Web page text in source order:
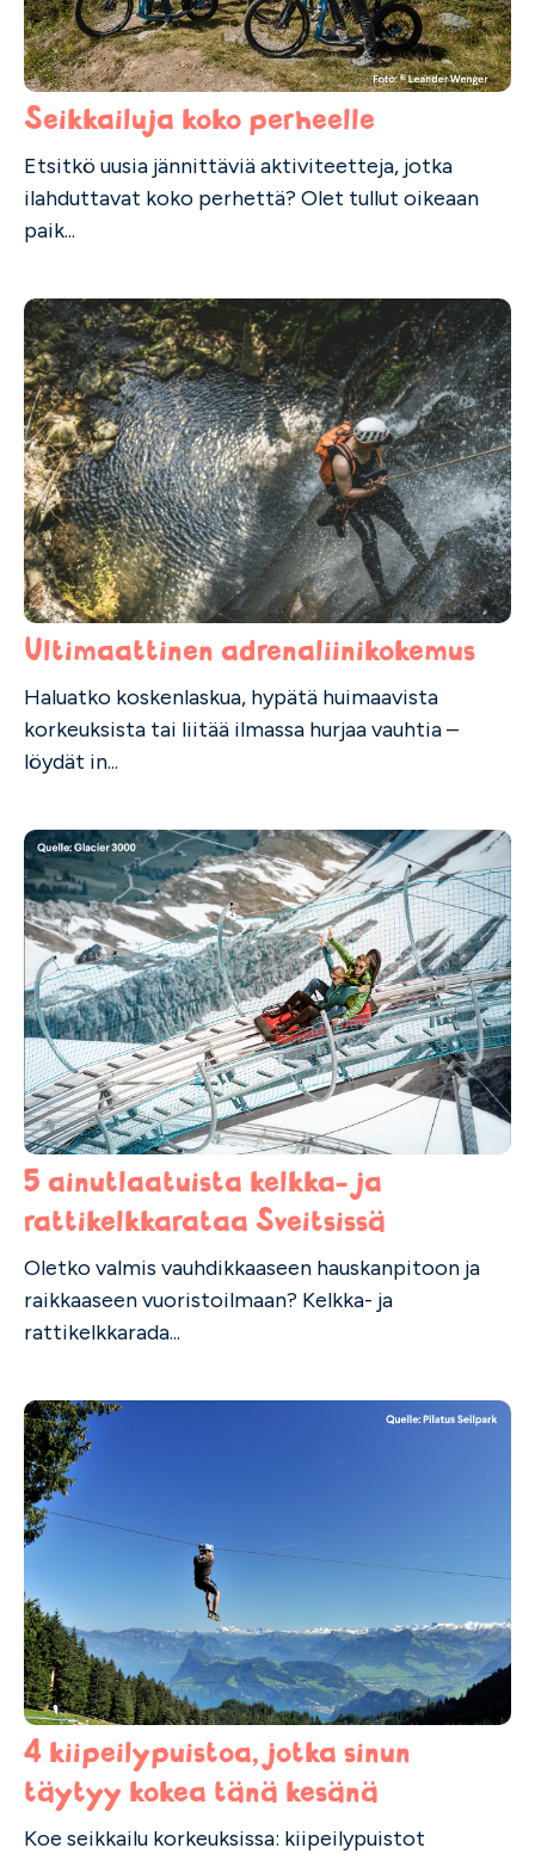
Seikkailuja koko perheelle
Etsitkö uusia jännittäviä aktiviteetteja, jotka
ilahduttavat koko perhettä? Olet tullut oikeaan
paik...
Ultimaattinen adrenaliinikokemus
Haluatko koskenlaskua, hypätä huimaavista
korkeuksista tai liitää ilmassa hurjaa vauhtia –
löydät in...
5 ainutlaatuista kelkka- ja
rattikelkkarataa Sveitsissä
Oletko valmis vauhdikkaaseen hauskanpitoon ja
raikkaaseen vuoristoilmaan? Kelkka- ja
rattikelkkarada...
4 kiipeilypuistoa, jotka sinun
täytyy kokea tänä kesänä
Koe seikkailu korkeuksissa: kiipeilypuistot